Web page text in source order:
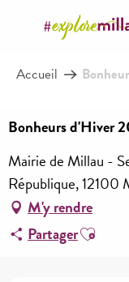
principal
Accueil
Bonheurs d'Hiver
Mairie de Millau -
République, 12100
M'y rendre
PartagerAjouter